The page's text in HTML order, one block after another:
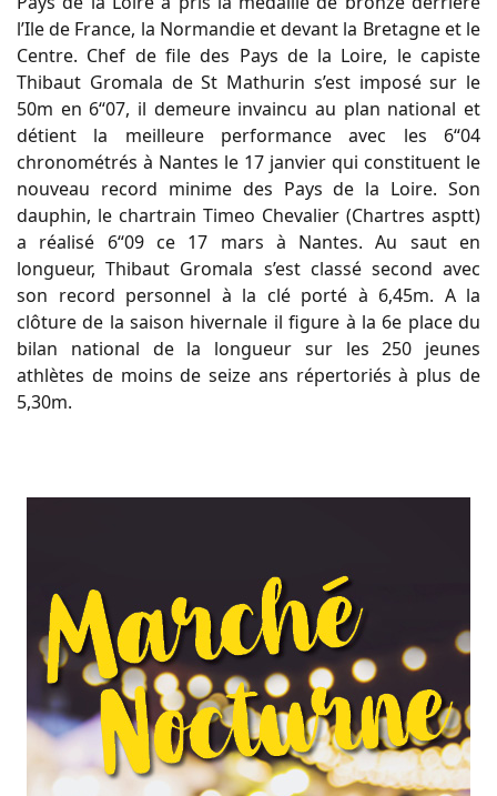
l’Ile de France, la Normandie et devant la Bretagne et le
Centre. Chef de file des Pays de la Loire, le capiste
Thibaut Gromala de St Mathurin s’est imposé sur le
50m en 6“07, il demeure invaincu au plan national et
détient la meilleure performance avec les 6“04
chronométrés à Nantes le 17 janvier qui constituent le
nouveau record minime des Pays de la Loire. Son
dauphin, le chartrain Timeo Chevalier (Chartres asptt)
a réalisé 6“09 ce 17 mars à Nantes. Au saut en
longueur, Thibaut Gromala s’est classé second avec
son record personnel à la clé porté à 6,45m. A la
clôture de la saison hivernale il figure à la 6e place du
bilan national de la longueur sur les 250 jeunes
athlètes de moins de seize ans répertoriés à plus de
5,30m.